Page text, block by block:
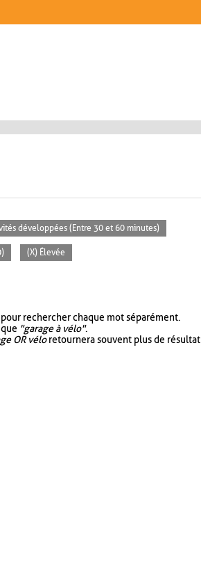
développées (Entre 30 et 60 minutes)
(X) Élevée
rechercher chaque mot séparément.
"garage à vélo".
OR véloretournera souvent plus de résultat